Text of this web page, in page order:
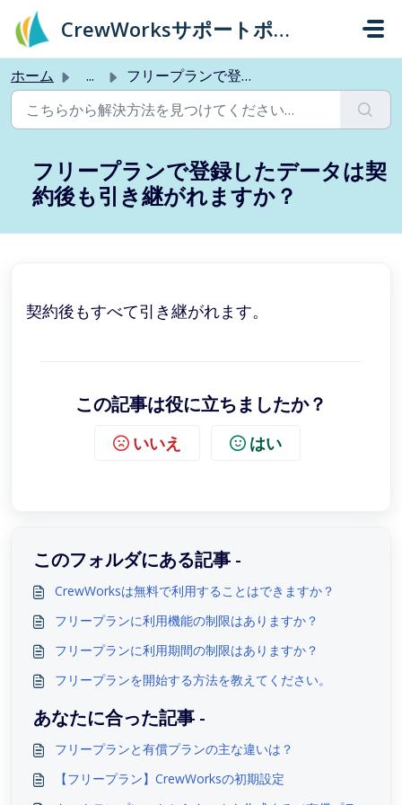
メインコンテンツに移動
CrewWorksサポートポータル
ホーム ... フリープランで登録したデータは契約後も引き継がれますか？
フリープランで登録したデータは契
約後も引き継がれますか？
契約後もすべて引き継がれます。
この記事は役に立ちましたか？
いいえ はい
このフォルダにある記事 -
CrewWorksは無料で利用することはできますか？
フリープランに利用機能の制限はありますか？
フリープランに利用期間の制限はありますか？
フリープランを開始する方法を教えてください。
あなたに合った記事 -
フリープランと有償プランの主な違いは？
【フリープラン】CrewWorksの初期設定